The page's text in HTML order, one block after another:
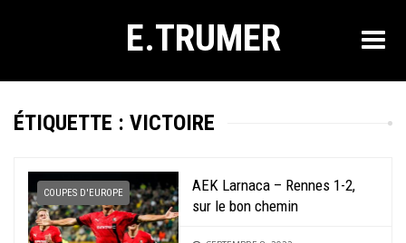
E.TRUMER
ÉTIQUETTE : VICTOIRE
COUPES D'EUROPE
AEK Larnaca – Rennes 1-2,
sur le bon chemin